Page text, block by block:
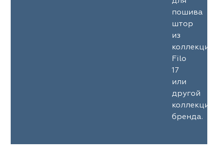
пошива
штор
из
Filo
17
или
другой
коллекции
бренда.